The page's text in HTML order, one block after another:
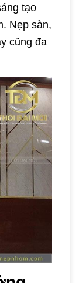
tạo
Nẹp sàn,
cũng đa